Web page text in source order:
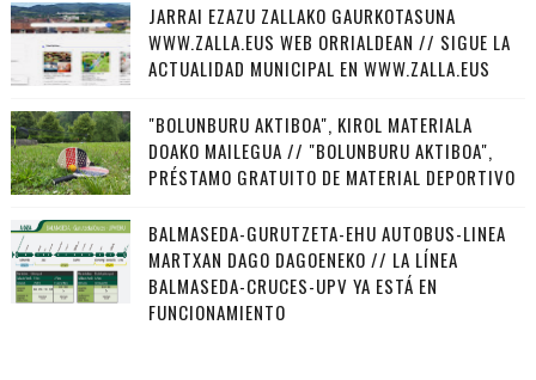
JARRAI EZAZU ZALLAKO GAURKOTASUNA
WWW.ZALLA.EUS WEB ORRIALDEAN // SIGUE LA
ACTUALIDAD MUNICIPAL EN WWW.ZALLA.EUS
"BOLUNBURU AKTIBOA", KIROL MATERIALA
DOAKO MAILEGUA // "BOLUNBURU AKTIBOA",
PRÉSTAMO GRATUITO DE MATERIAL DEPORTIVO
BALMASEDA-GURUTZETA-EHU AUTOBUS-LINEA
MARTXAN DAGO DAGOENEKO // LA LÍNEA
BALMASEDA-CRUCES-UPV YA ESTÁ EN
FUNCIONAMIENTO